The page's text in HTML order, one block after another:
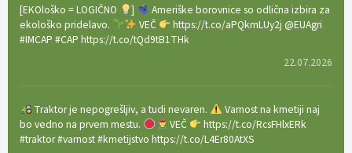
[EKOloško = LOGIČNO ]
Ameriške borovnice so odlična izbira za
ekološko pridelavo.
VEČ
https://t.co/aPQkmLUy2j @EUAgri
#IMCAP #CAP https://t.co/tQd9tB1THk
22.07.2026
Traktor je nepogrešljiv, a tudi nevaren.
Varnost na kmetiji naj
bo vedno na prvem mestu.
VEČ
https://t.co/RcsFHlxERk
#traktor #varnost #kmetijstvo https://t.co/L4Er80AtXS